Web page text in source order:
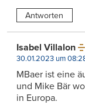
Antworten
Isabel Villalon
30.01.2023 um
MBaer ist eine
und Mike Bär
in Europa.